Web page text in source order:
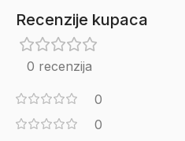
Recenzije kupaca
0 recenzija
0
0